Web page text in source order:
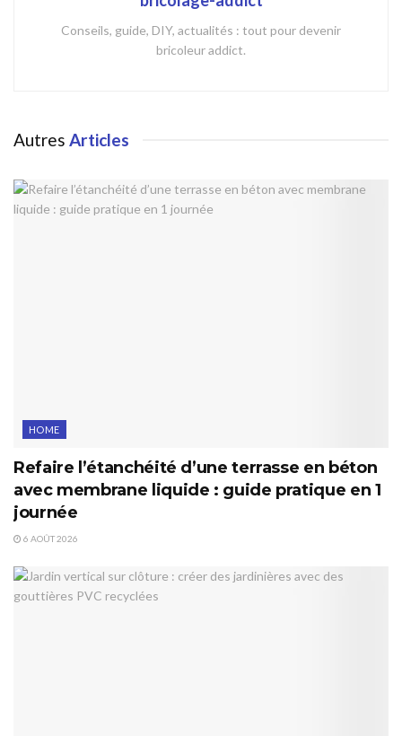
Conseils, guide, DIY, actualités : tout pour devenir
bricoleur addict.
Autres Articles
HOME
Refaire l’étanchéité d’une terrasse en béton
avec membrane liquide : guide pratique en 1
journée
6 AOÛT 2026